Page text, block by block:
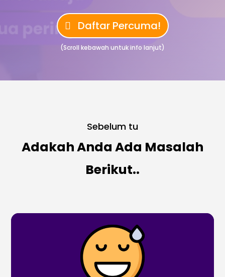
Daftar Percuma!
(Scroll kebawah untuk info lanjut)
Sebelum tu
Adakah Anda Ada Masalah
Berikut..